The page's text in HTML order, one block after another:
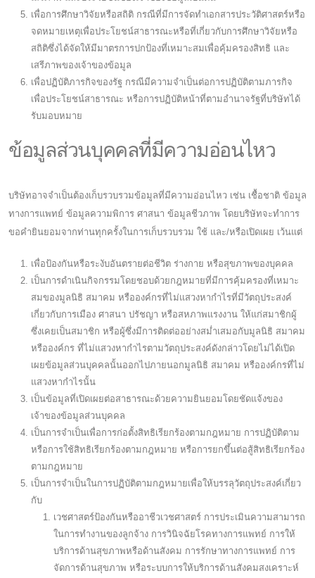
เพื่อการศึกษาวิจัยหรือสถิติ กรณีที่มีการจัดทำเอกสารประวัติศาสตร์หรือ
จดหมายเหตุเพื่อประโยชน์สาธารณะหรือที่เกี่ยวกับการศึกษาวิจัยหรือ
สถิติซึ่งได้จัดให้มีมาตรการปกป้องที่เหมาะสมเพื่อคุ้มครองสิทธิ และ
เสรีภาพของเจ้าของข้อมูล
เพื่อปฏิบัติภารกิจของรัฐ กรณีมีความจำเป็นต่อการปฏิบัติตามภารกิจ
เพื่อประโยชน์สาธารณะ หรือการปฏิบัติหน้าที่ตามอำนาจรัฐที่บริษัทได้
รับมอบหมาย
ข้อมูลส่วนบุคคลที่มีความอ่อนไหว
บริษัทอาจจำเป็นต้องเก็บรวบรวมข้อมูลที่มีความอ่อนไหว เช่น เชื้อชาติ ข้อมูล
ทางการแพทย์ ข้อมูลความพิการ ศาสนา ข้อมูลชีวภาพ โดยบริษัทจะทำการ
ขอคำยินยอมจากท่านทุกครั้งในการเก็บรวบรวม ใช้ และ/หรือเปิดเผย เว้นแต่
เพื่อป้องกันหรือระงับอันตรายต่อชีวิต ร่างกาย หรือสุขภาพของบุคคล
เป็นการดำเนินกิจกรรมโดยชอบด้วยกฎหมายที่มีการคุ้มครองที่เหมาะ
สมของมูลนิธิ สมาคม หรือองค์กรที่ไม่แสวงหากำไรที่มีวัตถุประสงค์
เกี่ยวกับการเมือง ศาสนา ปรัชญา หรือสหภาพแรงงาน ให้แก่สมาชิกผู้
ซึ่งเคยเป็นสมาชิก หรือผู้ซึ่งมีการติดต่ออย่างสม่ำเสมอกับมูลนิธิ สมาคม
หรือองค์กร ที่ไม่แสวงหากำไรตามวัตถุประสงค์ดังกล่าวโดยไม่ได้เปิด
เผยข้อมูลส่วนบุคคลนั้นออกไปภายนอกมูลนิธิ สมาคม หรือองค์กรที่ไม่
แสวงหากำไรนั้น
เป็นข้อมูลที่เปิดเผยต่อสาธารณะด้วยความยินยอมโดยชัดแจ้งของ
เจ้าของข้อมูลส่วนบุคคล
เป็นการจำเป็นเพื่อการก่อตั้งสิทธิเรียกร้องตามกฎหมาย การปฏิบัติตาม
หรือการใช้สิทธิเรียกร้องตามกฎหมาย หรือการยกขึ้นต่อสู้สิทธิเรียกร้อง
ตามกฎหมาย
เป็นการจำเป็นในการปฏิบัติตามกฎหมายเพื่อให้บรรลุวัตถุประสงค์เกี่ยว
กับ
เวชศาสตร์ป้องกันหรืออาชีวเวชศาสตร์ การประเมินความสามารถ
ในการทำงานของลูกจ้าง การวินิจฉัยโรคทางการแพทย์ การให้
บริการด้านสุขภาพหรือด้านสังคม การรักษาทางการแพทย์ การ
จัดการด้านสุขภาพ หรือระบบการให้บริการด้านสังคมสงเคราะห์